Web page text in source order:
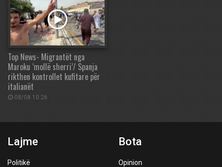
Top News- Migrantët nga
Maroku ‘mollë sherri’/ Spanja
rikthen kontrollet kufitare për
italianët
08/08 10:26
Lajme
Politikë
Bota
Opinion